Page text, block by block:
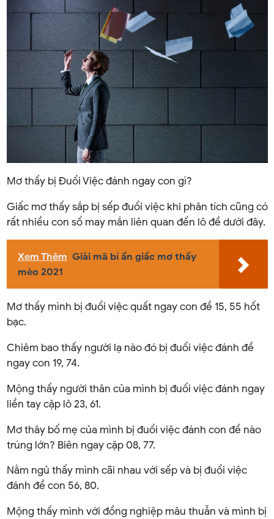
Mơ thấy bị Đuổi Việc đánh ngay con gì?
Giấc mơ thấy sắp bị sếp đuổi việc khi phân tích cũng có
rất nhiều con số may mắn liên quan đến lô đề dưới đây.
Xem Thêm Giải mã bí ẩn giấc mơ thấy
mèo 2021
Mơ thấy mình bị đuổi việc quất ngay con đề 15, 55 hốt
bạc.
Chiêm bao thấy người lạ nào đó bị đuổi việc đánh đề
ngay con 19, 74.
Mộng thấy người thân của mình bị đuổi việc đánh ngay
liền tay cặp lô 23, 61.
Mơ thây bố mẹ của mình bị đuổi việc đánh con đề nào
trúng lớn? Biên ngay cặp 08, 77.
Nằm ngủ thấy mình cãi nhau với sếp và bị đuổi việc
đánh đề con 56, 80.
Mộng thấy mình với đồng nghiệp mâu thuẫn và mình bị